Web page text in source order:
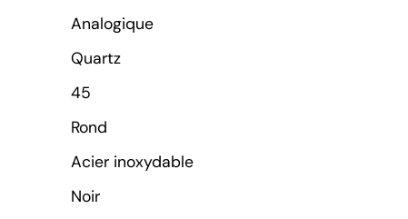
Analogique
Quartz
45
Rond
Acier inoxydable
Noir